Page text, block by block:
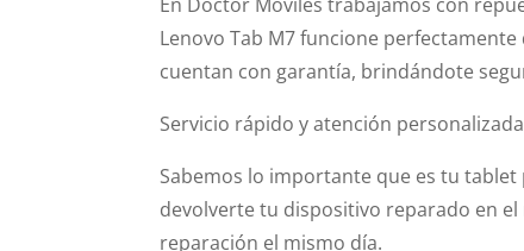
Lenovo Tab M7 funcione
cuentan con garantía, brindándote
Servicio rápido y atención personalizada
Sabemos lo importante que es tu
devolverte tu dispositivo reparado en
reparación el mismo día.